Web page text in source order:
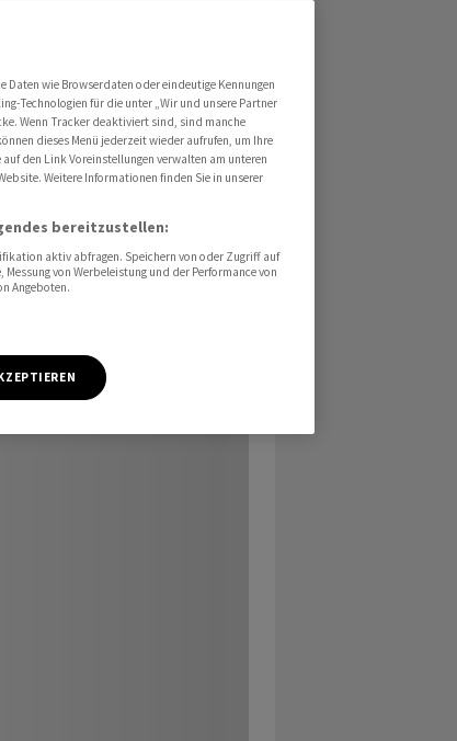
wie Browserdaten oder eindeutige Kennungen
Technologien für die unter „Wir und unsere Partner
Wenn Tracker deaktiviert sind, sind manche
dieses Menü jederzeit wieder aufrufen, um Ihre
den Link Voreinstellungen verwalten am unteren
Weitere Informationen finden Sie in unserer
bereitzustellen:
aktiv abfragen. Speichern von oder Zugriff auf
von Werbeleistung und der Performance von
Angeboten.